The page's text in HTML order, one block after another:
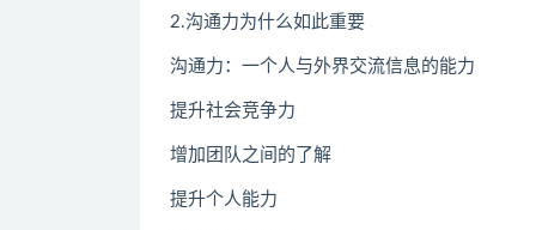
2.沟通力为什么如此重要
沟通力：一个人与外界交流信息的能力
提升社会竞争力
增加团队之间的了解
提升个人能力